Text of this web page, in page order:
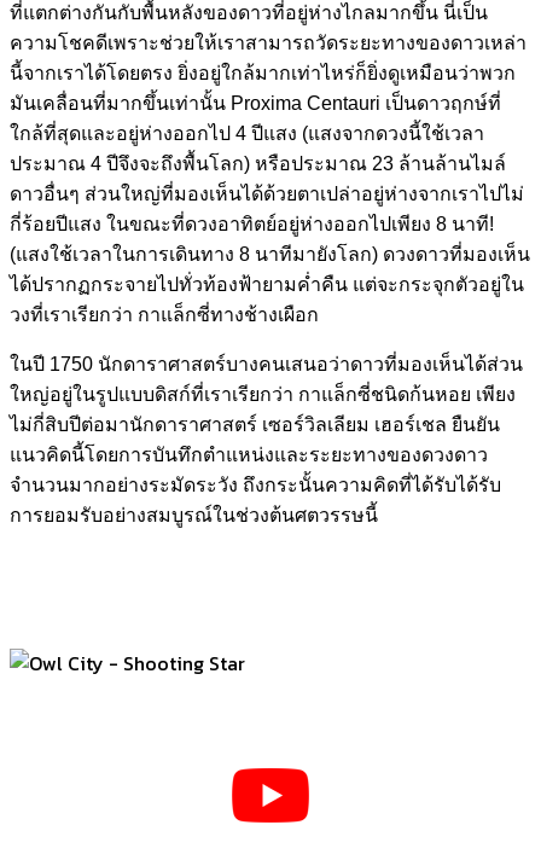
ที่แตกต่างกันกับพื้นหลังของดาวที่อยู่ห่างไกลมากขึ้น นี่เป็น
ความโชคดีเพราะช่วยให้เราสามารถวัดระยะทางของดาวเหล่า
นี้จากเราได้โดยตรง ยิ่งอยู่ใกล้มากเท่าไหร่ก็ยิ่งดูเหมือนว่าพวก
มันเคลื่อนที่มากขึ้นเท่านั้น Proxima Centauri เป็นดาวฤกษ์ที่
ใกล้ที่สุดและอยู่ห่างออกไป 4 ปีแสง (แสงจากดวงนี้ใช้เวลา
ประมาณ 4 ปีจึงจะถึงพื้นโลก) หรือประมาณ 23 ล้านล้านไมล์
ดาวอื่นๆ ส่วนใหญ่ที่มองเห็นได้ด้วยตาเปล่าอยู่ห่างจากเราไปไม่
กี่ร้อยปีแสง ในขณะที่ดวงอาทิตย์อยู่ห่างออกไปเพียง 8 นาที!
(แสงใช้เวลาในการเดินทาง 8 นาทีมายังโลก) ดวงดาวที่มองเห็น
ได้ปรากฏกระจายไปทั่วท้องฟ้ายามค่ำคืน แต่จะกระจุกตัวอยู่ใน
วงที่เราเรียกว่า กาแล็กซี่ทางช้างเผือก
ในปี 1750 นักดาราศาสตร์บางคนเสนอว่าดาวที่มองเห็นได้ส่วน
ใหญ่อยู่ในรูปแบบดิสก์ที่เราเรียกว่า กาแล็กซี่ชนิดก้นหอย เพียง
ไม่กี่สิบปีต่อมานักดาราศาสตร์ เซอร์วิลเลียม เฮอร์เชล ยืนยัน
แนวคิดนี้โดยการบันทึกตำแหน่งและระยะทางของดวงดาว
จำนวนมากอย่างระมัดระวัง ถึงกระนั้นความคิดที่ได้รับได้รับ
การยอมรับอย่างสมบูรณ์ในช่วงต้นศตวรรษนี้